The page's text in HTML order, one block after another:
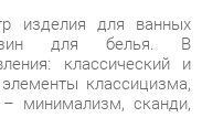
минимализм, сканди,
итальянской эмалью
моделей
оформления ванной